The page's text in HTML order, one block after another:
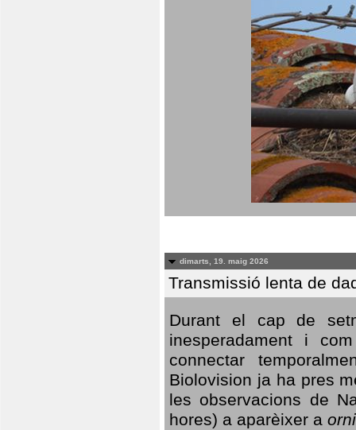
dimarts, 19. maig 2026
Transmissió lenta de
Durant el cap de
inesperadament i
connectar
Biolovision ja ha pres
les observacions de
hores) a aparèixer a